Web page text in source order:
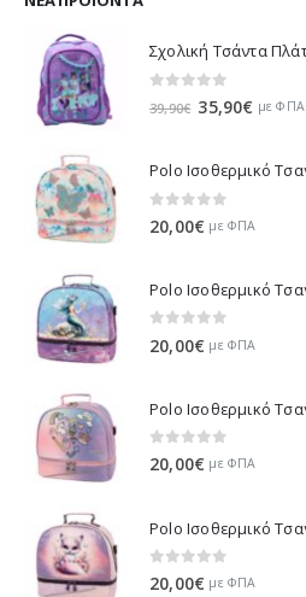
out of 5
39,90€ Original
39,90€.
35,90€ Η
είναι:
με ΦΠΑ
20,00€ με ΦΠΑ
20,00€ με ΦΠΑ
0 out of 5
20,00€ με ΦΠΑ
0 out of 5
20,00€ με ΦΠΑ